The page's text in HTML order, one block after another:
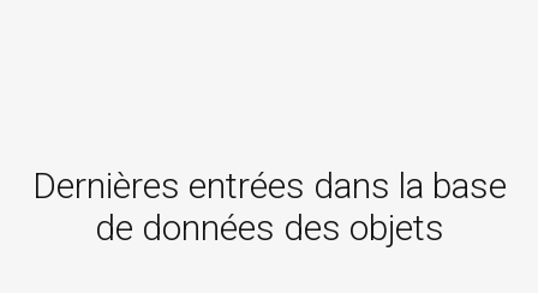
Dernières entrées dans la base
de données des objets